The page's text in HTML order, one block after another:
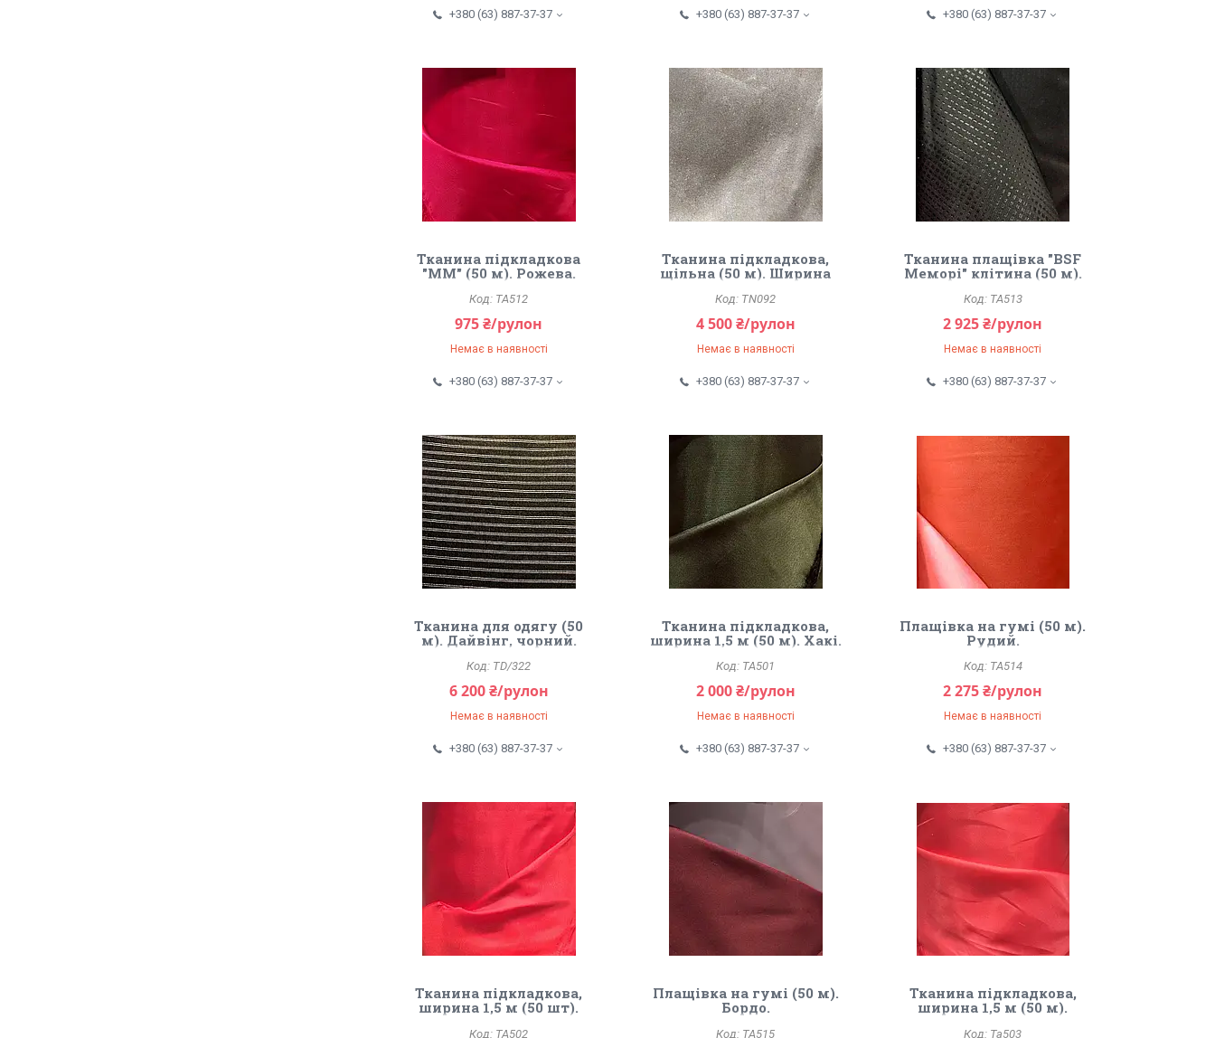
+380 (63) 887-37-37 +380 (63) 887-37-37 +380 (63) 887-37-37
Тканина підкладкова
"ММ" (50 м). Рожева.
TA512
975 ₴/рулон
Немає в наявності
+380 (63) 887-37-37
Тканина підкладкова,
щільна (50 м). Ширина
TN092
4 500 ₴/рулон
Немає в наявності
+380 (63) 887-37-37
Тканина плащівка "BSF
Меморі" клітина (50 м).
TA513
2 925 ₴/рулон
Немає в наявності
+380 (63) 887-37-37
Тканина для одягу (50
м). Дайвінг, чорний.
TD/322
6 200 ₴/рулон
Немає в наявності
+380 (63) 887-37-37
Тканина підкладкова,
ширина 1,5 м (50 м). Хакі.
TA501
2 000 ₴/рулон
Немає в наявності
+380 (63) 887-37-37
Плащівка на гумі (50 м).
Рудий.
TA514
2 275 ₴/рулон
Немає в наявності
+380 (63) 887-37-37
Тканина підкладкова,
ширина 1,5 м (50 шт).
TA502
Плащівка на гумі (50 м).
Бордо.
TA515
Тканина підкладкова,
ширина 1,5 м (50 м).
Ta503